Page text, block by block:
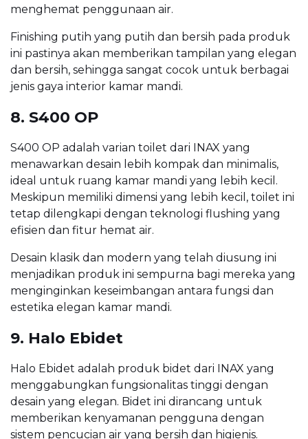
menghemat penggunaan air.
Finishing putih yang putih dan bersih pada produk
ini pastinya akan memberikan tampilan yang elegan
dan bersih, sehingga sangat cocok untuk berbagai
jenis gaya interior kamar mandi.
8. S400 OP
S400 OP adalah varian toilet dari INAX yang
menawarkan desain lebih kompak dan minimalis,
ideal untuk ruang kamar mandi yang lebih kecil.
Meskipun memiliki dimensi yang lebih kecil, toilet ini
tetap dilengkapi dengan teknologi flushing yang
efisien dan fitur hemat air.
Desain klasik dan modern yang telah diusung ini
menjadikan produk ini sempurna bagi mereka yang
menginginkan keseimbangan antara fungsi dan
estetika elegan kamar mandi.
9. Halo Ebidet
Halo Ebidet adalah produk bidet dari INAX yang
menggabungkan fungsionalitas tinggi dengan
desain yang elegan. Bidet ini dirancang untuk
memberikan kenyamanan pengguna dengan
sistem pencucian air yang bersih dan higienis.